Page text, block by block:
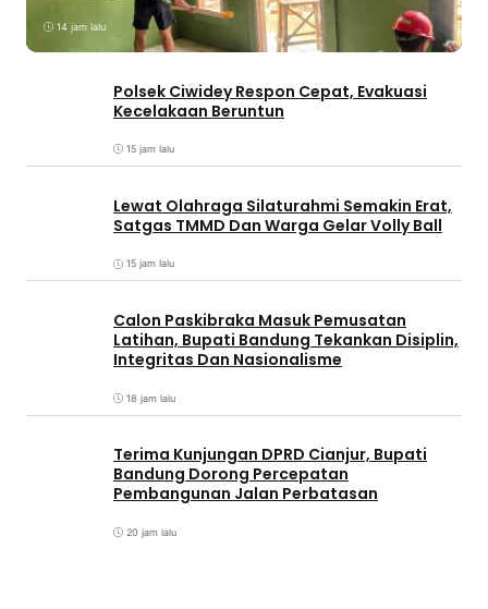
14 jam lalu
Polsek Ciwidey Respon Cepat, Evakuasi
Kecelakaan Beruntun
15 jam lalu
Lewat Olahraga Silaturahmi Semakin Erat,
Satgas TMMD Dan Warga Gelar Volly Ball
15 jam lalu
Calon Paskibraka Masuk Pemusatan
Latihan, Bupati Bandung Tekankan Disiplin,
Integritas Dan Nasionalisme
18 jam lalu
Terima Kunjungan DPRD Cianjur, Bupati
Bandung Dorong Percepatan
Pembangunan Jalan Perbatasan
20 jam lalu